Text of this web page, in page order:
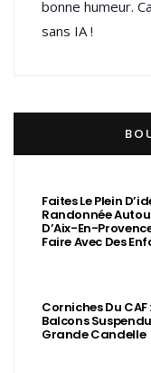
bonne humeur.
sans IA !
Faites Le Plein
Randonnée
D’Aix-En-
Faire Avec Des
Corniches Du CAF
Balcons
Grande Candelle